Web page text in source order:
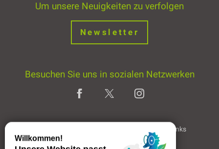
Um unsere Neuigkeiten zu verfolgen
Newsletter
Besuchen Sie uns in sozialen Netzwerken
Partner & Links